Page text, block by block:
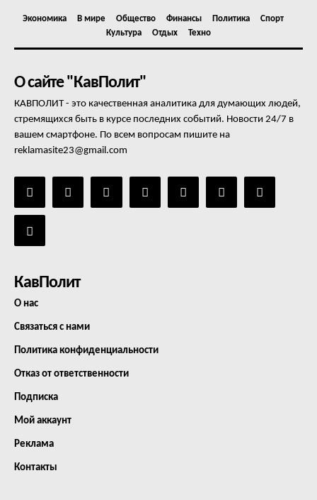
Экономика В мире Общество Финансы Политика
Спорт
Культура
Отдых Техно
О сайте "КавПолит"
КАВПОЛИТ - это качественная аналитика для думающих людей,
стремящихся быть в курсе последних событий. Новости 24/7 в
вашем смартфоне. По всем вопросам пишите на
reklamasite23@gmail.com
КавПолит
О нас
Связаться с нами
Политика конфиденциальности
Отказ от ответственности
Подписка
Мой аккаунт
Реклама
Контакты